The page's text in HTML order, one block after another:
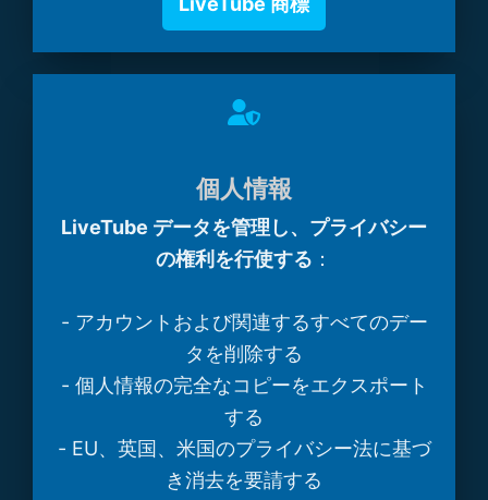
個人情報
LiveTube データを管理し、プライバシー
の権利を行使する ：
- アカウントおよび関連するすべてのデー
タを削除する
- 個人情報の完全なコピーをエクスポート
する
- EU、英国、米国のプライバシー法に基づ
き消去を要請する